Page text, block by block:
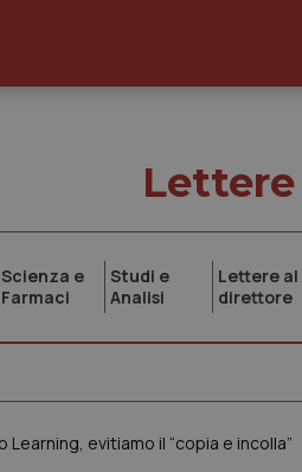
Scienza e
Farmaci
Studi e
Analisi
Lettere al
direttore
evitiamo il “copia e incolla”